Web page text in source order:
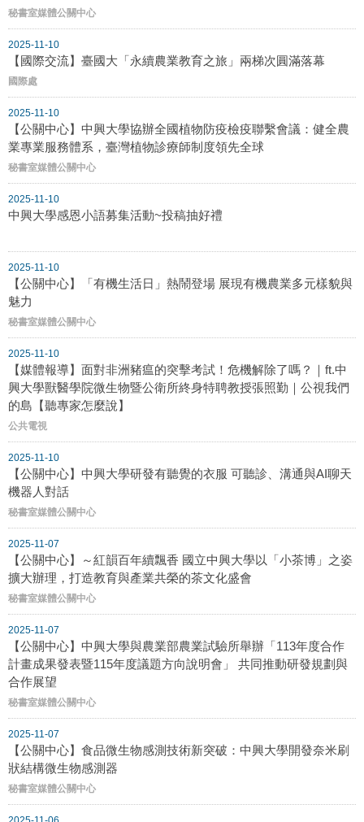
秘書室媒體公關中心
2025-11-10
【國際交流】臺國大「永續農業教育之旅」兩梯次圓滿落幕
國際處
2025-11-10
【公關中心】中興大學協辦全國植物防疫檢疫聯繫會議：健全農
業專業服務體系，臺灣植物診療師制度領先全球
秘書室媒體公關中心
2025-11-10
中興大學感恩小語募集活動~投稿抽好禮
2025-11-10
【公關中心】「有機生活日」熱鬧登場 展現有機農業多元樣貌與
魅力
秘書室媒體公關中心
2025-11-10
【媒體報導】面對非洲豬瘟的突擊考試！危機解除了嗎？｜ft.中
興大學獸醫學院微生物暨公衛所終身特聘教授張照勤｜公視我們
的島【聽專家怎麼說】
公共電視
2025-11-10
【公關中心】中興大學研發有聽覺的衣服 可聽診、溝通與AI聊天
機器人對話
秘書室媒體公關中心
2025-11-07
【公關中心】～紅韻百年續飄香 國立中興大學以「小茶博」之姿
擴大辦理，打造教育與產業共榮的茶文化盛會
秘書室媒體公關中心
2025-11-07
【公關中心】中興大學與農業部農業試驗所舉辦「113年度合作
計畫成果發表暨115年度議題方向說明會」 共同推動研發規劃與
合作展望
秘書室媒體公關中心
2025-11-07
【公關中心】食品微生物感測技術新突破：中興大學開發奈米刷
狀結構微生物感測器
秘書室媒體公關中心